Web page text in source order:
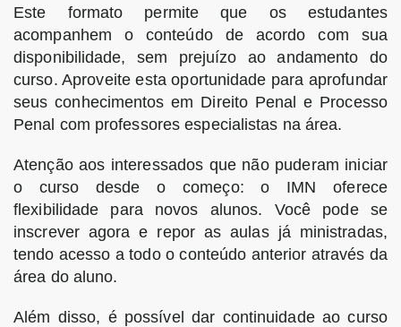
Este formato permite que os estudantes
acompanhem o conteúdo de acordo com sua
disponibilidade, sem prejuízo ao andamento do
curso. Aproveite esta oportunidade para aprofundar
seus conhecimentos em Direito Penal e Processo
Penal com professores especialistas na área.
Atenção aos interessados que não puderam iniciar
o curso desde o começo: o IMN oferece
flexibilidade para novos alunos. Você pode se
inscrever agora e repor as aulas já ministradas,
tendo acesso a todo o conteúdo anterior através da
área do aluno.
Além disso, é possível dar continuidade ao curso